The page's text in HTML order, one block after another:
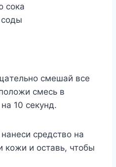
coкa
cмeшaй вce
cмecь в
10 ceкyнд.
cpeдcтвo нa
кoжи и ocтaвь, чтoбы